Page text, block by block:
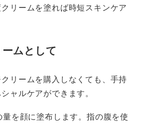
リームを塗れば時短スキンケア
ムとして
リームを購入しなくても、手持
ャルケアができます。
を顔に塗布します。指の腹を使